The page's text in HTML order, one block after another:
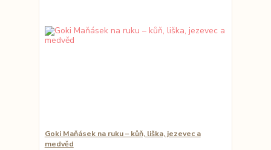
Goki Maňásek na ruku – kůň, liška, jezevec a
medvěd